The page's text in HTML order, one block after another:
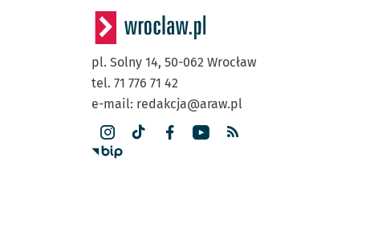
pl. Solny 14, 50-062 Wrocław
tel. 71 776 71 42
e-mail: redakcja@araw.pl